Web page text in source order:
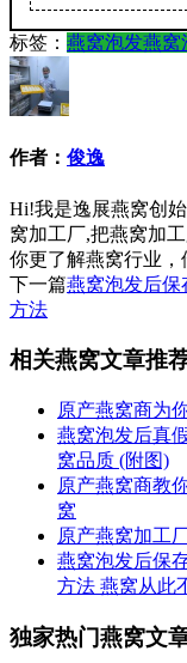
标签： 燕窝泡发燕窝
作者： 俊逸
Hi!我是逸展燕窝创
窝加工厂,把燕窝加
你更了解燕窝行业，
下一篇燕窝泡发后保
方法
相关燕窝文章推
原产燕窝商为
燕窝泡发后真
窝品质 (附图)
原产燕窝商教
窝
原产燕窝加工
燕窝泡发后保
方法 燕窝从此
独家热门燕窝文